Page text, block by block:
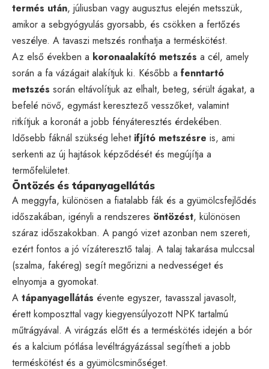
termés után, júliusban vagy augusztus elején metsszük,
amikor a sebgyógyulás gyorsabb, és csökken a fertőzés
veszélye. A tavaszi metszés ronthatja a terméskötést.
Az első években a koronaalakító metszés a cél, amely
során a fa vázágait alakítjuk ki. Később a fenntartó
metszés során eltávolítjuk az elhalt, beteg, sérült ágakat, a
befelé növő, egymást keresztező vesszőket, valamint
ritkítjuk a koronát a jobb fényáteresztés érdekében.
Idősebb fáknál szükség lehet ifjító metszésre is, ami
serkenti az új hajtások képződését és megújítja a
termőfelületet.
Öntözés és tápanyagellátás
A meggyfa, különösen a fiatalabb fák és a gyümölcsfejlődés
időszakában, igényli a rendszeres öntözést, különösen
száraz időszakokban. A pangó vizet azonban nem szereti,
ezért fontos a jó vízáteresztő talaj. A talaj takarása mulccsal
(szalma, fakéreg) segít megőrizni a nedvességet és
elnyomja a gyomokat.
A tápanyagellátás évente egyszer, tavasszal javasolt,
érett komposzttal vagy kiegyensúlyozott NPK tartalmú
műtrágyával. A virágzás előtt és a terméskötés idején a bór
és a kalcium pótlása levéltrágyázással segítheti a jobb
terméskötést és a gyümölcsminőséget.